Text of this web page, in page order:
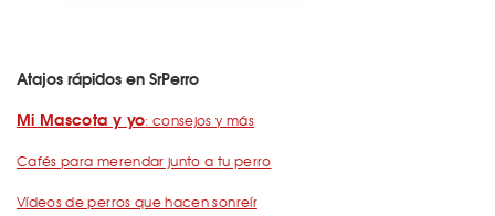
Atajos rápidos en SrPerro
Mi Mascota y yo: consejos y más
Cafés para merendar junto a tu perro
Vídeos de perros que hacen sonreír